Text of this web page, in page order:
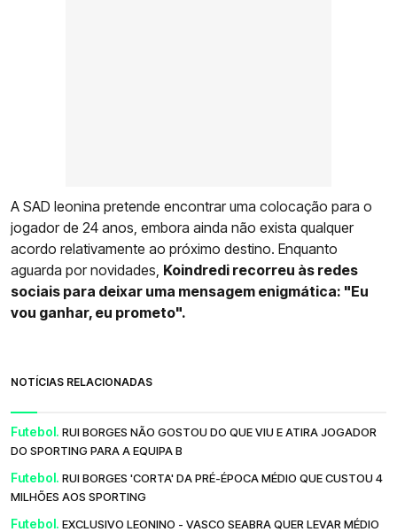
A SAD leonina pretende encontrar uma colocação para o
jogador de 24 anos, embora ainda não exista qualquer
acordo relativamente ao próximo destino. Enquanto
aguarda por novidades, Koindredi recorreu às redes
sociais para deixar uma mensagem enigmática: "Eu
vou ganhar, eu prometo".
NOTÍCIAS RELACIONADAS
Futebol. RUI BORGES NÃO GOSTOU DO QUE VIU E ATIRA JOGADOR
DO SPORTING PARA A EQUIPA B
Futebol. RUI BORGES 'CORTA' DA PRÉ-ÉPOCA MÉDIO QUE CUSTOU 4
MILHÕES AOS SPORTING
Futebol. EXCLUSIVO LEONINO - VASCO SEABRA QUER LEVAR MÉDIO